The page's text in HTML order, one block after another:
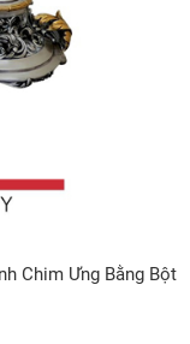
Chim Ưng Bằng Bột